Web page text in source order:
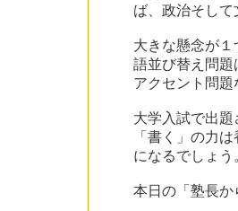
ば、政治そして
大きな懸念が
語並び替え問題
アクセント問
大学入試で出
「書く」の力
になるでしょう
本日の「塾長か